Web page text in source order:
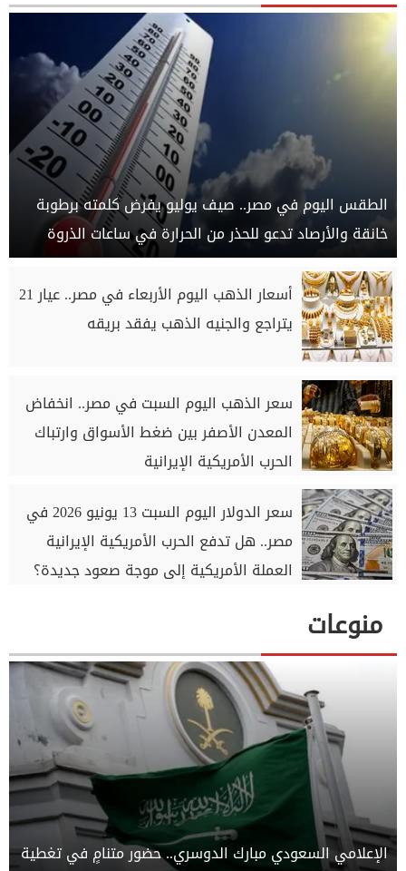
الطقس اليوم في مصر.. صيف يوليو يفرض كلمته برطوبة
خانقة والأرصاد تدعو للحذر من الحرارة في ساعات الذروة
أسعار الذهب اليوم الأربعاء في مصر.. عيار 21
يتراجع والجنيه الذهب يفقد بريقه
سعر الذهب اليوم السبت في مصر.. انخفاض
المعدن الأصفر بين ضغط الأسواق وارتباك
الحرب الأمريكية الإيرانية
سعر الدولار اليوم السبت 13 يونيو 2026 في
مصر.. هل تدفع الحرب الأمريكية الإيرانية
العملة الأمريكية إلى موجة صعود جديدة؟
منوعات
الإعلامي السعودي مبارك الدوسري.. حضور متنامٍ في تغطية